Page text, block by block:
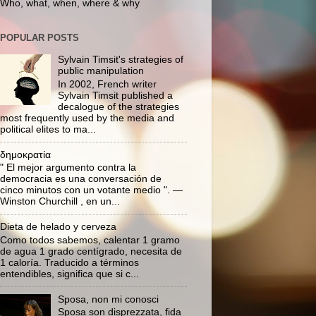
Who, what, when, where & why
POPULAR POSTS
Sylvain Timsit's strategies of
public manipulation
In 2002, French writer
Sylvain Timsit published a
decalogue of the strategies
most frequently used by the media and
political elites to ma...
δημοκρατία
" El mejor argumento contra la
democracia es una conversación de
cinco minutos con un votante medio ". —
Winston Churchill , en un...
Dieta de helado y cerveza
Como todos sabemos, calentar 1 gramo
de agua 1 grado centígrado, necesita de
1 caloría. Traducido a términos
entendibles, significa que si c...
Sposa, non mi conosci
Sposa son disprezzata, fida